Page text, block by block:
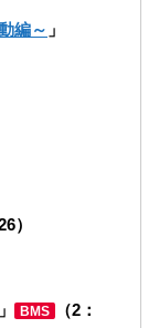
編～ 」
）
」 BMS
（2：